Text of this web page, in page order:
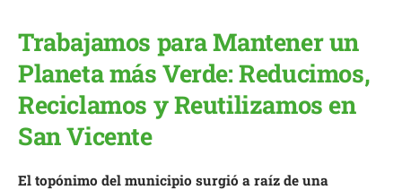
Trabajamos para Mantener un
Planeta más Verde: Reducimos,
Reciclamos y Reutilizamos en
San Vicente
El topónimo del municipio surgió a raíz de una